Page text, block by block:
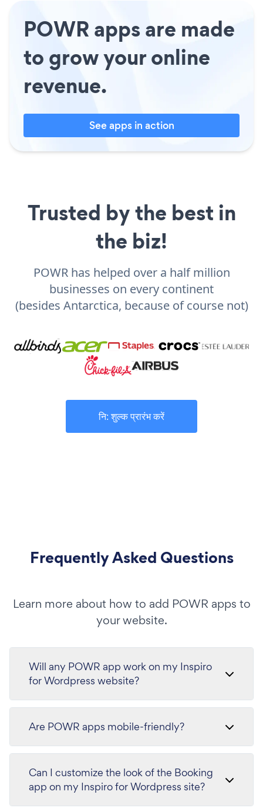
POWR apps are made
to grow your online
revenue.
See apps in action
Trusted by the best in
the biz!
POWR has helped over a half million
businesses on every continent
(besides Antarctica, because of course not)
नि: शुल्क प्रारंभ करें
Frequently Asked Questions
Learn more about how to add POWR apps to
your website.
Will any POWR app work on my Inspiro
for Wordpress website?
Are POWR apps mobile-friendly?
Can I customize the look of the Booking
app on my Inspiro for Wordpress site?